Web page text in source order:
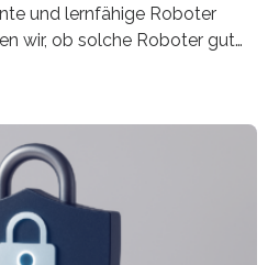
und lernfähige Roboter
wir, ob solche Roboter gut
Marie Skłodowska-Curie
1. September werden sich
Jahren insgesamt 15
von CAVECORE mit
– also mit Robotern,
Umgebung erfassen,